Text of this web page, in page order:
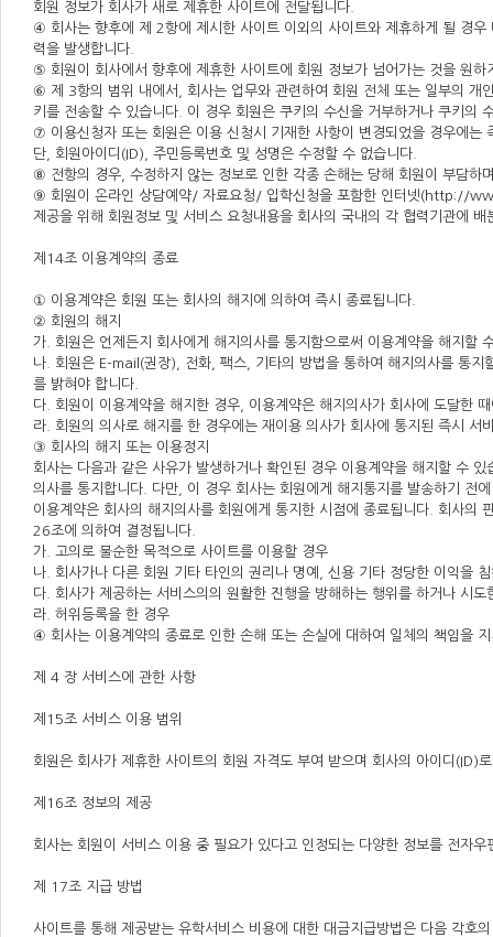
회원 정보가 회사가 새로 제휴한 사이트에 전달됩니다.
④ 회사는 향후에 제 2항에 제시한 사이트 이외의 사이트와 제휴하게 될 경
력을 발생합니다.
⑤ 회원이 회사에서 향후에 제휴한 사이트에 회원 정보가 넘어가는 것을 원
⑥ 제 3항의 범위 내에서, 회사는 업무와 관련하여 회원 전체 또는 일부의 개
키를 전송할 수 있습니다. 이 경우 회원은 쿠키의 수신을 거부하거나 쿠키의
⑦ 이용신청자 또는 회원은 이용 신청시 기재한 사항이 변경되었을 경우에는
단, 회원아이디(ID), 주민등록번호 및 성명은 수정할 수 없습니다.
⑧ 전항의 경우, 수정하지 않는 정보로 인한 각종 손해는 당해 회원이 부담하
⑨ 회원이 온라인 상담예약/ 자료요청/ 입학신청을 포함한 인터넷(http://
제공을 위해 회원정보 및 서비스 요청내용을 회사의 국내의 각 협력기관에
제14조 이용계약의 종료
① 이용계약은 회원 또는 회사의 해지에 의하여 즉시 종료됩니다.
② 회원의 해지
가. 회원은 언제든지 회사에게 해지의사를 통지함으로써 이용계약을 해지
나. 회원은 E-mail(권장), 전화, 팩스, 기타의 방법을 통하여 해지의사를 통
를 밝혀야 합니다.
다. 회원이 이용계약을 해지한 경우, 이용계약은 해지의사가 회사에 도달한
라. 회원의 의사로 해지를 한 경우에는 재이용 의사가 회사에 통지된 즉시 서
③ 회사의 해지 또는 이용정지
회사는 다음과 같은 사유가 발생하거나 확인된 경우 이용계약을 해지할 수
의사를 통지합니다. 다만, 이 경우 회사는 회원에게 해지통지를 발송하기 전
이용계약은 회사의 해지의사를 회원에게 통지한 시점에 종료됩니다. 회사의
26조에 의하여 결정됩니다.
가. 고의로 불순한 목적으로 사이트를 이용할 경우
나. 회사가나 다른 회원 기타 타인의 권리나 명예, 신용 기타 정당한 이익을
다. 회사가 제공하는 서비스의의 원활한 진행을 방해하는 행위를 하거나 시도
라. 허위등록을 한 경우
④ 회사는 이용계약의 종료로 인한 손해 또는 손실에 대하여 일체의 책임을
제 4 장 서비스에 관한 사항
제15조 서비스 이용 범위
회원은 회사가 제휴한 사이트의 회원 자격도 부여 받으며 회사의 아이디(ID)
제16조 정보의 제공
회사는 회원이 서비스 이용 중 필요가 있다고 인정되는 다양한 정보를 전자
제 17조 지급 방법
사이트를 통해 제공받는 유학서비스 비용에 대한 대금지급방법은 다음 각호